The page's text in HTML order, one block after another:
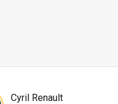
Cyril Renault